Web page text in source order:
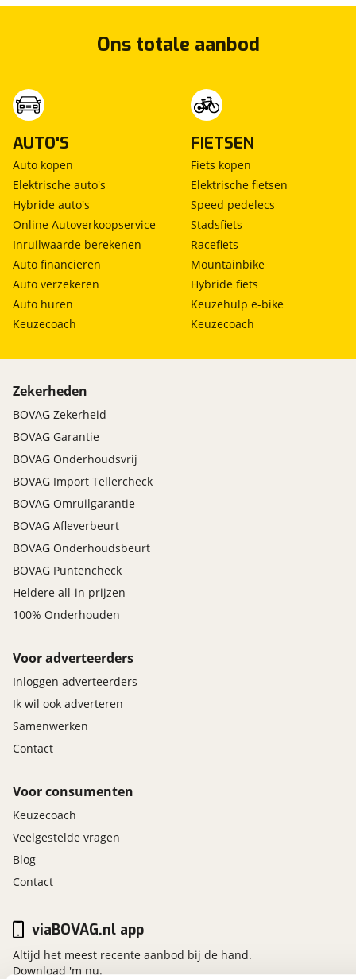
Ons totale aanbod
AUTO'S
Auto kopen
Elektrische auto's
Hybride auto's
Online Autoverkoopservice
Inruilwaarde berekenen
Auto financieren
Auto verzekeren
Auto huren
Keuzecoach
FIETSEN
Fiets kopen
Elektrische fietsen
Speed pedelecs
Stadsfiets
Racefiets
Mountainbike
Hybride fiets
Keuzehulp e-bike
Keuzecoach
Zekerheden
BOVAG Zekerheid
BOVAG Garantie
BOVAG Onderhoudsvrij
BOVAG Import Tellercheck
BOVAG Omruilgarantie
BOVAG Afleverbeurt
BOVAG Onderhoudsbeurt
BOVAG Puntencheck
Heldere all-in prijzen
100% Onderhouden
Voor adverteerders
Inloggen adverteerders
Ik wil ook adverteren
Samenwerken
Contact
Voor consumenten
Keuzecoach
Veelgestelde vragen
Blog
Contact
viaBOVAG.nl app
Altijd het meest recente aanbod bij de hand.
Download 'm nu.